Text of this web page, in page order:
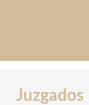
Juzgados